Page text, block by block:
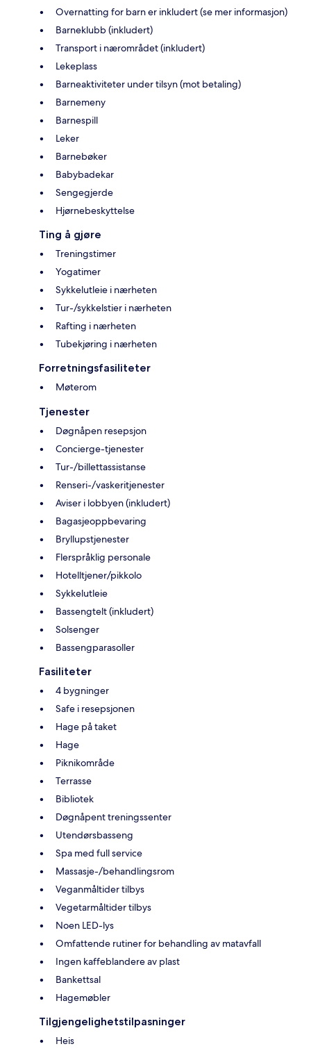
Overnatting for barn er inkludert (se mer informasjon)
Barneklubb (inkludert)
Transport i nærområdet (inkludert)
Lekeplass
Barneaktiviteter under tilsyn (mot betaling)
Barnemeny
Barnespill
Leker
Barnebøker
Babybadekar
Sengegjerde
Hjørnebeskyttelse
Ting å gjøre
Treningstimer
Yogatimer
Sykkelutleie i nærheten
Tur-/sykkelstier i nærheten
Rafting i nærheten
Tubekjøring i nærheten
Forretningsfasiliteter
Møterom
Tjenester
Døgnåpen resepsjon
Concierge-tjenester
Tur-/billettassistanse
Renseri-/vaskeritjenester
Aviser i lobbyen (inkludert)
Bagasjeoppbevaring
Bryllupstjenester
Flerspråklig personale
Hotelltjener/pikkolo
Sykkelutleie
Bassengtelt (inkludert)
Solsenger
Bassengparasoller
Fasiliteter
4 bygninger
Safe i resepsjonen
Hage på taket
Hage
Piknikområde
Terrasse
Bibliotek
Døgnåpent treningssenter
Utendørsbasseng
Spa med full service
Massasje-/behandlingsrom
Veganmåltider tilbys
Vegetarmåltider tilbys
Noen LED-lys
Omfattende rutiner for behandling av matavfall
Ingen kaffeblandere av plast
Bankettsal
Hagemøbler
Tilgjengelighetstilpasninger
Heis